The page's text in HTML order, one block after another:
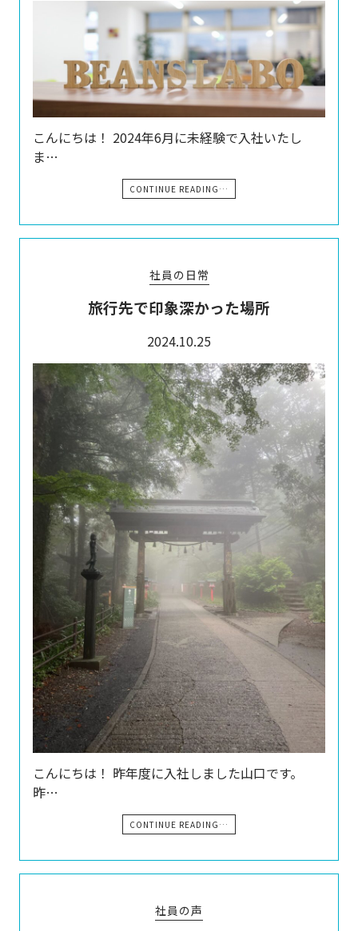
こんにちは！ 2024年6月に未経験で入社いたし
ま…
CONTINUE READING…
社員の日常
旅行先で印象深かった場所
2024.10.25
こんにちは！ 昨年度に入社しました山口です。
昨…
CONTINUE READING…
社員の声